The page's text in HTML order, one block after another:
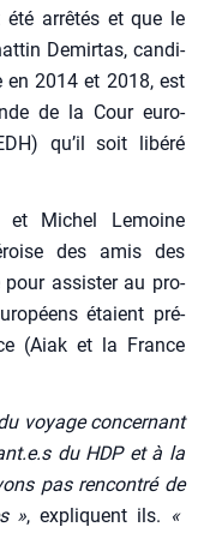
été arrê­tés et que le
Demir­tas, can­di­
en 2014 et 2018, est
de la Cour euro­
qu’il soit libé­ré
Michel Lemoine
des amis des
pour assis­ter au pro­
étaient pré­
(Aiak et la France
voyage concer­nant
du HDP et à la
pas ren­con­tré de
», expliquent ils. «